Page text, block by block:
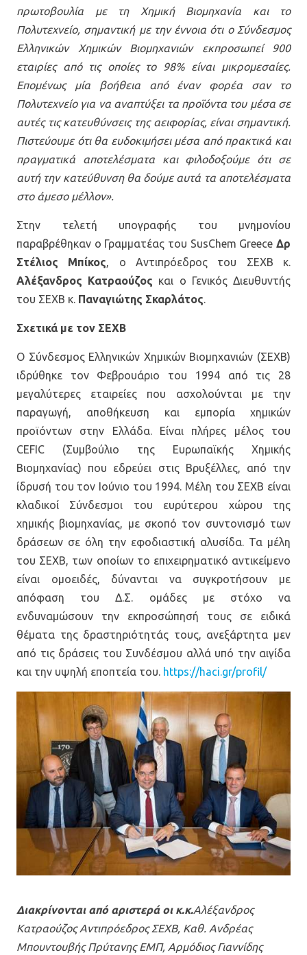
πρωτοβουλία με τη Χημική Βιομηχανία και το
Πολυτεχνείο, σημαντική με την έννοια ότι ο Σύνδεσμος
Ελληνικών Χημικών Βιομηχανιών εκπροσωπεί 900
εταιρίες από τις οποίες το 98% είναι μικρομεσαίες.
Επομένως μία βοήθεια από έναν φορέα σαν το
Πολυτεχνείο για να αναπτύξει τα προϊόντα του μέσα σε
αυτές τις κατευθύνσεις της αειφορίας, είναι σημαντική.
Πιστεύουμε ότι θα ευδοκιμήσει μέσα από πρακτικά και
πραγματικά αποτελέσματα και φιλοδοξούμε ότι σε
αυτή την κατεύθυνση θα δούμε αυτά τα αποτελέσματα
στο άμεσο μέλλον».
Στην τελετή υπογραφής του μνημονίου
παραβρέθηκαν ο Γραμματέας του SusChem Greece Δρ
Στέλιος Μπίκος, ο Αντιπρόεδρος του ΣΕΧΒ κ.
Αλέξανδρος Κατραούζος και ο Γενικός Διευθυντής
του ΣΕΧΒ κ. Παναγιώτης Σκαρλάτος.
Σχετικά με τον ΣΕΧΒ
Ο Σύνδεσμος Ελληνικών Χημικών Βιομηχανιών (ΣΕΧΒ)
ιδρύθηκε τον Φεβρουάριο του 1994 από τις 28
μεγαλύτερες εταιρείες που ασχολούνται με την
παραγωγή, αποθήκευση και εμπορία χημικών
προϊόντων στην Ελλάδα. Είναι πλήρες μέλος του
CEFIC (Συμβούλιο της Ευρωπαϊκής Χημικής
Βιομηχανίας) που εδρεύει στις Βρυξέλλες, από την
ίδρυσή του τον Ιούνιο του 1994. Μέλη του ΣΕΧΒ είναι
κλαδικοί Σύνδεσμοι του ευρύτερου χώρου της
χημικής βιομηχανίας, με σκοπό τον συντονισμό των
δράσεων σε όλη την εφοδιαστική αλυσίδα. Τα μέλη
του ΣΕΧΒ, των οποίων το επιχειρηματικό αντικείμενο
είναι ομοειδές, δύνανται να συγκροτήσουν με
απόφαση του Δ.Σ. ομάδες με στόχο να
ενδυναμώσουν την εκπροσώπησή τους σε ειδικά
θέματα της δραστηριότητάς τους, ανεξάρτητα μεν
από τις δράσεις του Συνδέσμου αλλά υπό την αιγίδα
και την υψηλή εποπτεία του. https://haci.gr/profil/
Διακρίνονται από αριστερά οι κ.κ.Aλέξανδρος
Κατραούζος Αντιπρόεδρος ΣΕΧΒ, Καθ. Ανδρέας
Μπουντουβής Πρύτανης ΕΜΠ, Αρμόδιος Γιαννίδης